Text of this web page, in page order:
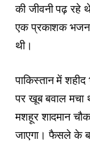
की जीवनी पढ़ रहे
एक प्रकाशक भजन
थी।
पाकिस्तान में
पर खूब बवाल मचा
मशहूर शादमान
जाएगा। फैसले के